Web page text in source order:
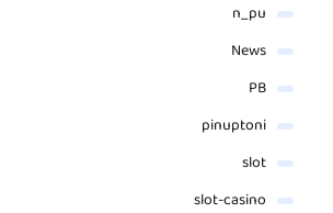
n_pu
News
PB
pinuptoni
slot
slot-casino